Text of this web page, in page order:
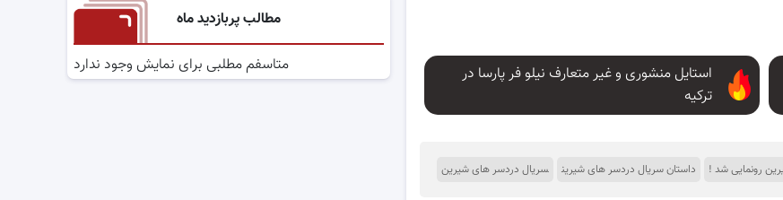
استایل منشوری و غیر متعارف نیلو فر پارسا در
ترکیه
رونمایی شد ! داستان سریال دردسر های شیرین سریال دردسر های شیرین
مطالب پربازدید ماه
متاسفم مطلبی برای نمایش وجود ندارد